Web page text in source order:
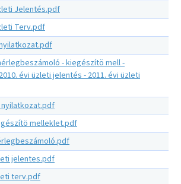
Jelentés.pdf
Terv.pdf
- kiegészítö mell -
évi üzleti jelentés - 2011. évi üzleti
melleklet.pdf
jelentes.pdf
terv.pdf